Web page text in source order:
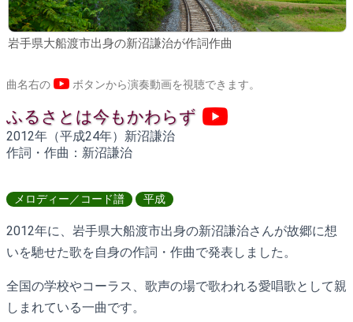
岩手県大船渡市出身の新沼謙治が作詞作曲
曲名右の ボタンから演奏動画を視聴できます。
ふるさとは今もかわらず
2012年（平成24年）新沼謙治
作詞・作曲：新沼謙治
メロディー／コード譜 平成
2012年に、岩手県大船渡市出身の新沼謙治さんが故郷に想
いを馳せた歌を自身の作詞・作曲で発表しました。
全国の学校やコーラス、歌声の場で歌われる愛唱歌として親
しまれている一曲です。